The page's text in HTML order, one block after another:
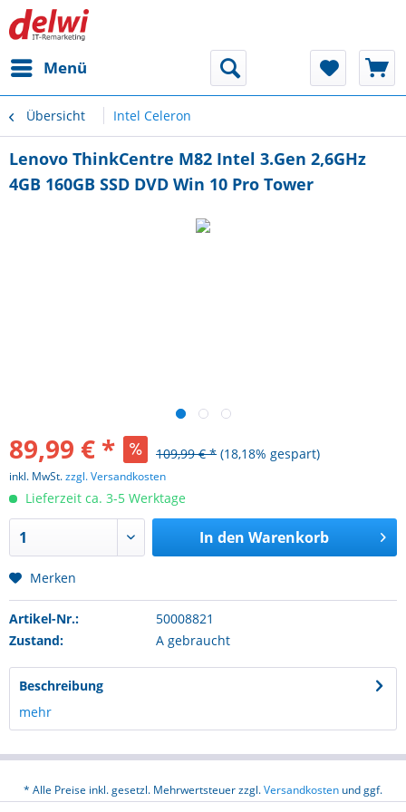
Menü
Übersicht Intel Celeron
Lenovo ThinkCentre M82 Intel 3.Gen 2,6GHz
4GB 160GB SSD DVD Win 10 Pro Tower
89,99 € * 109,99 € * (18,18% gespart)
inkl. MwSt.zzgl. Versandkosten
Lieferzeit ca. 3-5 Werktage
In den Warenkorb
Merken
Artikel-Nr.:
50008821
Zustand:
A gebraucht
Beschreibung
mehr
* Alle Preise inkl. gesetzl. Mehrwertsteuer zzgl.Versandkosten und ggf.